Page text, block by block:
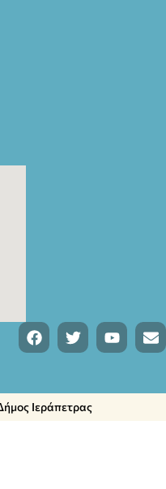
Ιεράπετρας